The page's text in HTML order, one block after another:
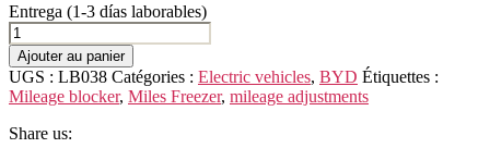
Entrega (1-3 días laborables)
quantité
de
BYD
(Build
Your
Dream)
Ajouter au panier
UGS : LB038 Catégories : Electric vehicles, BYD Étiquettes :
Mileage blocker, Miles Freezer, mileage adjustments
Share us: